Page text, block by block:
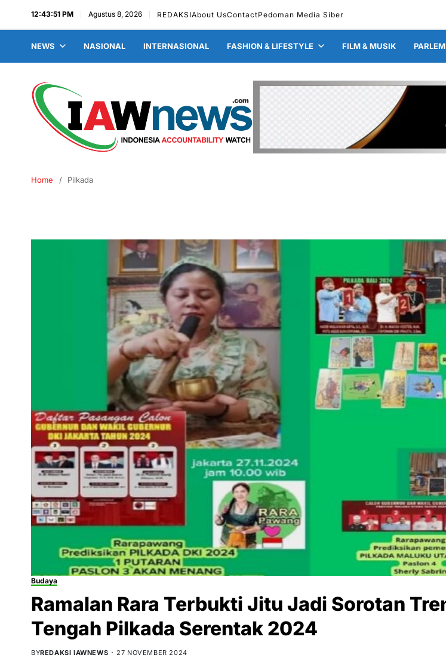
12:43:51 PM Agustus 8, 2026 REDAKSIAbout UsContactPedoman Media Siber
NEWS NASIONAL INTERNASIONAL FASHION & LIFESTYLE FILM & MUSIK
Home Pilkada
Budaya
Ramalan Rara Terbukti Jitu Jadi Sorotan
Tengah Pilkada Serentak 2024
BYREDAKSI IAWNEWS 27 NOVEMBER 2024